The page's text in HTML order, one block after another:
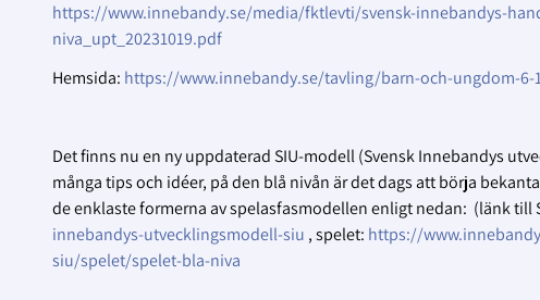
https://www.innebandy.se/media/fktlevti/svensk-innebandys-
niva_upt_20231019.pdf
Hemsida: https://www.innebandy.se/tavling/barn-och-ungdom-6-
Det finns nu en ny uppdaterad SIU-modell (Svensk Innebandys
många tips och idéer, på den blå nivån är det dags att börja
de enklaste formerna av spelasfasmodellen enligt nedan: (länk till
innebandys-utvecklingsmodell-siu , spelet: https://
siu/spelet/spelet-bla-niva